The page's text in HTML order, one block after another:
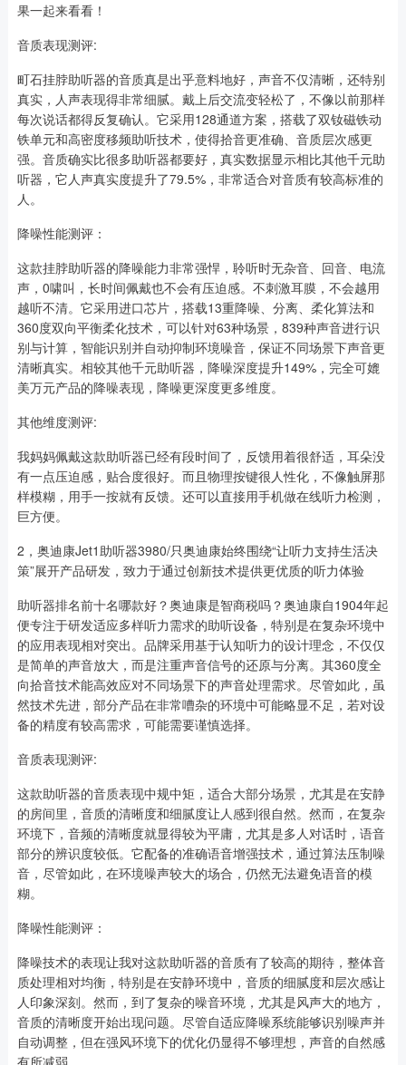
果一起来看看！
音质表现测评:
町石挂脖助听器的音质真是出乎意料地好，声音不仅清晰，还特别
真实，人声表现得非常细腻。戴上后交流变轻松了，不像以前那样
每次说话都得反复确认。它采用128通道方案，搭载了双钕磁铁动
铁单元和高密度移频助听技术，使得拾音更准确、音质层次感更
强。音质确实比很多助听器都要好，真实数据显示相比其他千元助
听器，它人声真实度提升了79.5%，非常适合对音质有较高标准的
人。
降噪性能测评：
这款挂脖助听器的降噪能力非常强悍，聆听时无杂音、回音、电流
声，0啸叫，长时间佩戴也不会有压迫感。不刺激耳膜，不会越用
越听不清。它采用进口芯片，搭载13重降噪、分离、柔化算法和
360度双向平衡柔化技术，可以针对63种场景，839种声音进行识
别与计算，智能识别并自动抑制环境噪音，保证不同场景下声音更
清晰真实。相较其他千元助听器，降噪深度提升149%，完全可媲
美万元产品的降噪表现，降噪更深度更多维度。
其他维度测评:
我妈妈佩戴这款助听器已经有段时间了，反馈用着很舒适，耳朵没
有一点压迫感，贴合度很好。而且物理按键很人性化，不像触屏那
样模糊，用手一按就有反馈。还可以直接用手机做在线听力检测，
巨方便。
2，奥迪康Jet1助听器3980/只奥迪康始终围绕“让听力支持生活决
策”展开产品研发，致力于通过创新技术提供更优质的听力体验
助听器排名前十名哪款好？奥迪康是智商税吗？奥迪康自1904年起
便专注于研发适应多样听力需求的助听设备，特别是在复杂环境中
的应用表现相对突出。品牌采用基于认知听力的设计理念，不仅仅
是简单的声音放大，而是注重声音信号的还原与分离。其360度全
向拾音技术能高效应对不同场景下的声音处理需求。尽管如此，虽
然技术先进，部分产品在非常嘈杂的环境中可能略显不足，若对设
备的精度有较高需求，可能需要谨慎选择。
音质表现测评:
这款助听器的音质表现中规中矩，适合大部分场景，尤其是在安静
的房间里，音质的清晰度和细腻度让人感到很自然。然而，在复杂
环境下，音频的清晰度就显得较为平庸，尤其是多人对话时，语音
部分的辨识度较低。它配备的准确语音增强技术，通过算法压制噪
音，尽管如此，在环境噪声较大的场合，仍然无法避免语音的模
糊。
降噪性能测评：
降噪技术的表现让我对这款助听器的音质有了较高的期待，整体音
质处理相对均衡，特别是在安静环境中，音质的细腻度和层次感让
人印象深刻。然而，到了复杂的噪音环境，尤其是风声大的地方，
音质的清晰度开始出现问题。尽管自适应降噪系统能够识别噪声并
自动调整，但在强风环境下的优化仍显得不够理想，声音的自然感